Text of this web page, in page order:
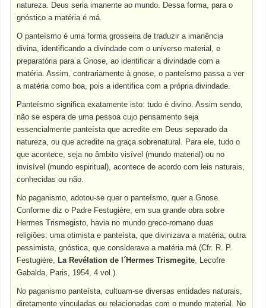
natureza. Deus seria imanente ao mundo. Dessa forma, para o
gnóstico a matéria é má.
Opanteísmo é umaforma grosseiradetraduzir a imanência
divina, identificando adivindade com ouniverso material , e
preparatória paraaGnose, aoidentificar adivindade com a
matéria.Assim, contrariamente àgnose, opanteísmo passaaver
amatéria como boa,pois a identificacom aprópria divindade.
Panteísmo significa exatamente isto: tudo é divino. Assim sendo,
não se espera de uma pessoa cujo pensamento seja
essencialmente panteísta que acredite em Deus separado da
natureza, ou que acredite na graça sobrenatural. Para ele, tudo o
que acontece, seja no âmbito visível (mundo material) ou no
invisível (mundo espiritual), acontece de acordo com leis naturais,
conhecidas ou não.
No paganismo, adotou-se quer o panteísmo, quer a Gnose.
Conforme diz o Padre Festugière, em sua grande obra sobre
Hermes Trismegisto, havia no mundo greco-romano duas
religiões: uma otimista e panteísta, que divinizava a matéria; outra
pessimista, gnóstica, que considerava a matéria má (Cfr. R. P.
Festugière, La Revélation de l´Hermes Trismegite, Lecofre
Gabalda, Paris, 1954, 4 vol.).
Nopaganismo panteísta, cultuam-se diversasentidades naturais,
diretamente vinculadasou relacionadascom omundo material . No